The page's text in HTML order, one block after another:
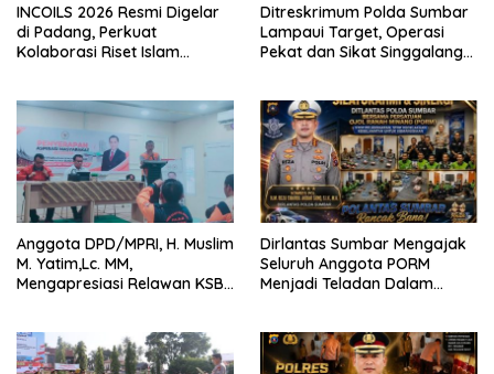
INCOILS 2026 Resmi Digelar
di Padang, Perkuat
Kolaborasi Riset Islam
Ditreskrimum Polda Sumbar
Lampaui Target, Operasi
Pekat dan Sikat Singgalang
Anggota DPD/MPRI, H. Muslim
M. Yatim,Lc. MM,
Mengapresiasi Relawan KSB
Bencana
Dirlantas Sumbar Mengajak
Seluruh Anggota PORM
Menjadi Teladan Dalam
Perlengkapan Keselamatan
Berkendara